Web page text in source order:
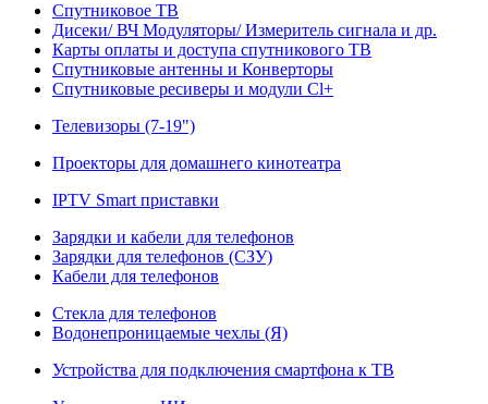
Спутниковое ТВ
Дисеки/ ВЧ Модуляторы/ Измеритель сигнала и др.
Карты оплаты и доступа спутникового ТВ
Спутниковые антенны и Конверторы
Спутниковые ресиверы и модули Cl+
Телевизоры (7-19")
Проекторы для домашнего кинотеатра
IPTV Smart приставки
Зарядки и кабели для телефонов
Зарядки для телефонов (СЗУ)
Кабели для телефонов
Стекла для телефонов
Водонепроницаемые чехлы (Я)
Устройства для подключения смартфона к ТВ